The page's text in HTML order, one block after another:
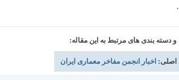
دسته بندی های مرتبط به این مقاله:
اصلی: اخبار انجمن مفاخر معماری ایران